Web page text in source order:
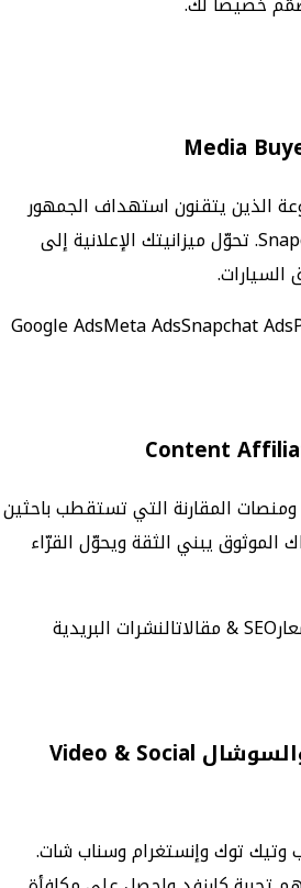
الذين يتقنون استهداف الجمهور
عبر Google وMeta وSnapchat. تحوّل ميزانيتك الإعلانية إلى
Google AdsMeta AdsSnapchat Ads
المقارنة التي تستقطب باحثين
الموثوق يبني الثقة ويحوّل القرّاء
SEO & مقالات
النشرات البريدية
المؤثرون بالفيديو والسوشال Video & Social
وتيك توك وإنستغرام وسناب شات.